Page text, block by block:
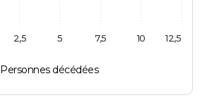
Personnes décédées
10
2,5 5 7,5 12,5